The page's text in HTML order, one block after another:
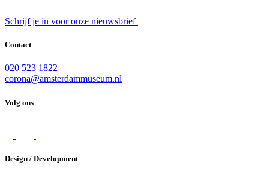
Schrijf je in voor onze nieuwsbrief
Contact
020 523 1822
corona@amsterdammuseum.nl
Volg ons
Design / Development